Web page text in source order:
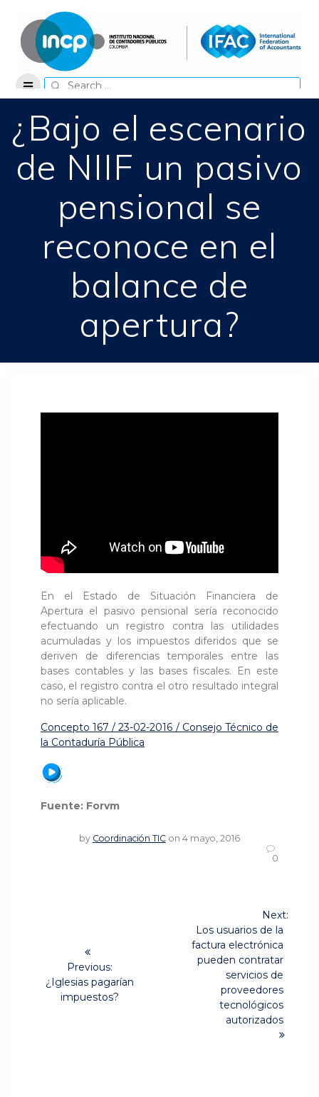
content
Search
for:
¿Bajo el escenario
de NIIF un pasivo
pensional se
reconoce en el
balance de
apertura?
En el Estado de Situación Financiera de
Apertura el pasivo pensional sería reconocido
efectuando un registro contra las utilidades
acumuladas y los impuestos diferidos que se
deriven de diferencias temporales entre las
bases contables y las bases fiscales. En este
caso, el registro contra el otro resultado integral
no sería aplicable.
Concepto 167 / 23-02-2016 / Consejo Técnico de
la Contaduría Pública
Fuente: Forvm
by Coordinación TIC on 4 mayo, 2016
0
entradas
Previous:
Previous
¿Iglesias pagarían
impuestos?
Next:
post:
Los usuarios de la
factura electrónica
pueden contratar
servicios de
proveedores
tecnológicos
autorizados